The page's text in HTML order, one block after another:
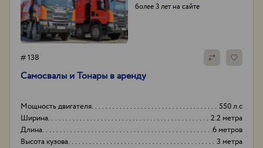
более 3 лет на сайте
# 138
Самосвалы и Тонары в аренду
Мощность двигателя
550 л.с
Ширина
2.2 метра
Длина
6 метров
Высота кузова
3 метра